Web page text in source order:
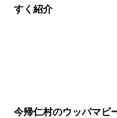
すく紹介
今帰仁村のウッパマビ